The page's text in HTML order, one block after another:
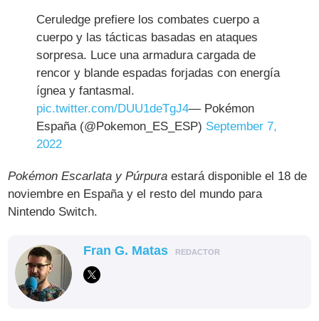
Ceruledge prefiere los combates cuerpo a
cuerpo y las tácticas basadas en ataques
sorpresa. Luce una armadura cargada de
rencor y blande espadas forjadas con energía
ígnea y fantasmal.
pic.twitter.com/DUU1deTgJ4— Pokémon
España (@Pokemon_ES_ESP) September 7,
2022
Pokémon Escarlata y Púrpura estará disponible el 18 de
noviembre en España y el resto del mundo para
Nintendo Switch.
Fran G. Matas REDACTOR